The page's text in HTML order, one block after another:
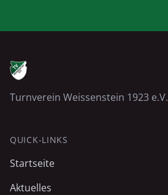
Turnverein Weissenstein 1923 e.V.
QUICK-LINKS
Startseite
Aktuelles